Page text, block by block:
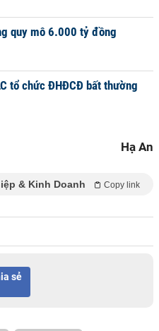
quy mô 6.000 tỷ đồng
tổ chức ĐHĐCĐ bất thường
Hạ An
& Kinh Doanh Copy link
sẻ